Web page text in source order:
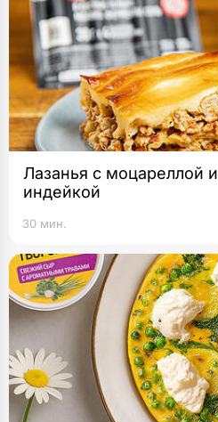
Лазанья с моцареллой и
индейкой
30 мин.